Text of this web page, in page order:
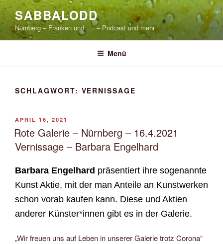
Zum
Inhalt
springen
SABBALODD
Nürnberg – Franken und …. – Podcast und mehr
Menü
SCHLAGWORT: VERNISSAGE
VERÖFFENTLICHT
AM
APRIL 16, 2021
Rote Galerie – Nürnberg – 16.4.2021
Vernissage – Barbara Engelhard
Barbara Engelhard präsentiert ihre sogenannte
Kunst Aktie, mit der man Anteile an Kunstwerken
schon vorab kaufen kann. Diese und Aktien
anderer Künster*innen gibt es in der Galerie.
„Wir freuen uns auf Leben in unserer Galerie trotz Corona“